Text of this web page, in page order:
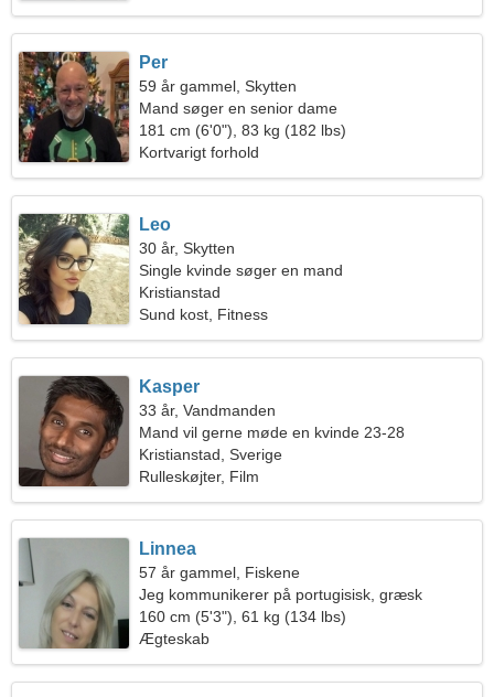
Per
59 år gammel, Skytten
Mand søger en senior dame
181 cm (6'0"), 83 kg (182 lbs)
Kortvarigt forhold
Leo
30 år, Skytten
Single kvinde søger en mand
Kristianstad
Sund kost, Fitness
Kasper
33 år, Vandmanden
Mand vil gerne møde en kvinde 23-28
Kristianstad, Sverige
Rulleskøjter, Film
Linnea
57 år gammel, Fiskene
Jeg kommunikerer på portugisisk, græsk
160 cm (5'3"), 61 kg (134 lbs)
Ægteskab